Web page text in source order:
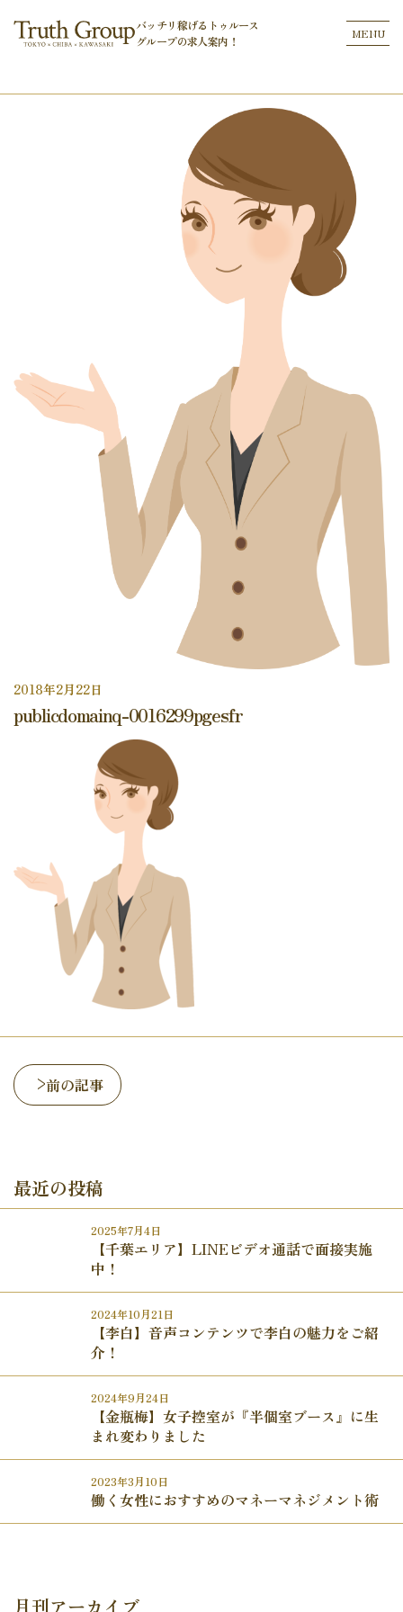
バッチリ稼げるトゥルース
グループの求人案内！
MENU
2018年2月22日
publicdomainq-0016299pgesfr
前の記事
最近の投稿
2025年7月4日
【千葉エリア】LINEビデオ通話で面接実施
中！
2024年10月21日
【李白】音声コンテンツで李白の魅力をご紹
介！
2024年9月24日
【金瓶梅】女子控室が『半個室ブース』に生
まれ変わりました
2023年3月10日
働く女性におすすめのマネーマネジメント術
月刊アーカイブ